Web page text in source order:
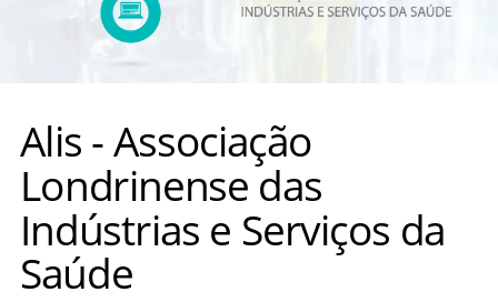
Alis - Associação
Londrinense das
Indústrias e Serviços da
Saúde